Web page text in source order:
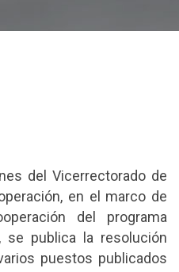
del Vicerrectorado de
en el marco de
del programa
se publica la resolución
puestos publicados